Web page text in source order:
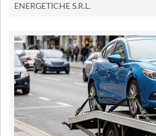
ENERGETICHE S.R.L.